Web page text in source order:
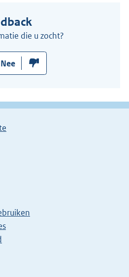
die u zocht?
Nee